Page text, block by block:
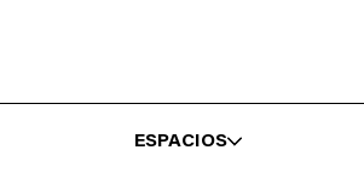
ESPACIOS